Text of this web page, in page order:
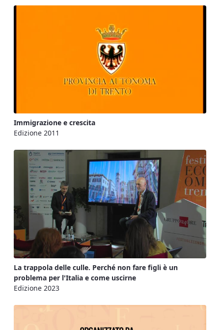
Immigrazione e crescita
Edizione 2011
La trappola delle culle. Perché non fare figli è un
problema per l'Italia e come uscirne
Edizione 2023